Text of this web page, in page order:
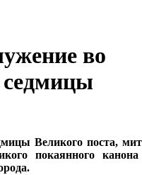
во
Великого поста,
покаянного